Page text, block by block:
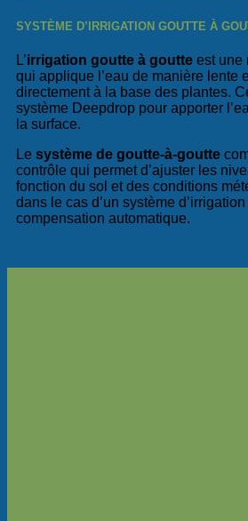
SYSTÈME D’IRRIGATION GOUTTE À
L’irrigation goutte à goutte est une
qui applique l’eau de manière lente
directement à la base des plantes.
système Deepdrop pour apporter
la surface.
Le système de goutte-à-goutte
contrôle qui permet d’ajuster les
fonction du sol et des conditions
dans le cas d’un système
compensation automatique.